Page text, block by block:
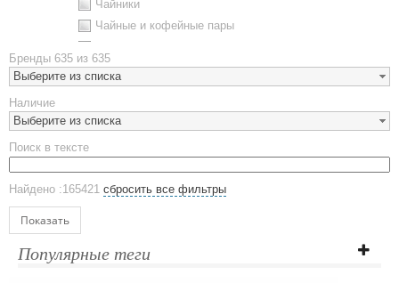
Чайники
Чайные и кофейные пары
Наборы посуды
Предметы сервировки
Стаканы
Эко кружки
ЕВРОПОСУДА
Аксессуары
Ежедневники и блокноты
Датированные ежедневники
Бренды 635 из 635
Выберите из списка
Наличие
Выберите из списка
Поиск в тексте
Найдено :165421 сбросить все фильтры
Показать
Популярные теги